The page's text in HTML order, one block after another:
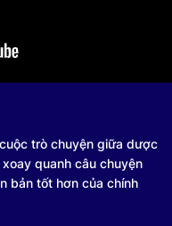
trò chuyện giữa dược
quanh câu chuyện
bản tốt hơn của chính